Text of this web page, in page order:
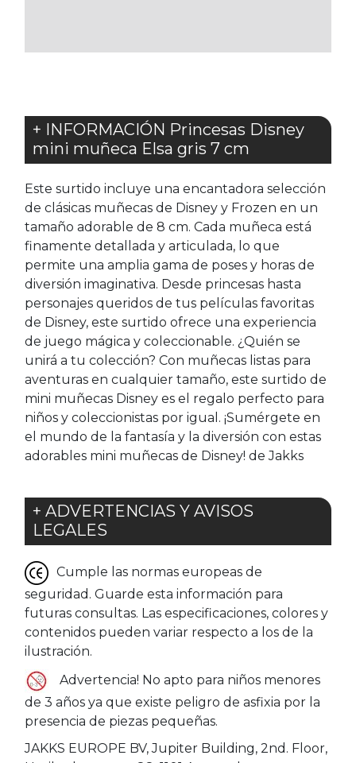
+ INFORMACIÓN Princesas Disney
mini muñeca Elsa gris 7 cm
Este surtido incluye una encantadora selección
de clásicas muñecas de Disney y Frozen en un
tamaño adorable de 8 cm. Cada muñeca está
finamente detallada y articulada, lo que
permite una amplia gama de poses y horas de
diversión imaginativa. Desde princesas hasta
personajes queridos de tus películas favoritas
de Disney, este surtido ofrece una experiencia
de juego mágica y coleccionable. ¿Quién se
unirá a tu colección? Con muñecas listas para
aventuras en cualquier tamaño, este surtido de
mini muñecas Disney es el regalo perfecto para
niños y coleccionistas por igual. ¡Sumérgete en
el mundo de la fantasía y la diversión con estas
adorables mini muñecas de Disney! de Jakks
+ ADVERTENCIAS Y AVISOS
LEGALES
Cumple las normas europeas de
seguridad. Guarde esta información para
futuras consultas. Las especificaciones, colores y
contenidos pueden variar respecto a los de la
ilustración.
Advertencia! No apto para niños menores
de 3 años ya que existe peligro de asfixia por la
presencia de piezas pequeñas.
JAKKS EUROPE BV, Jupiter Building, 2nd. Floor,